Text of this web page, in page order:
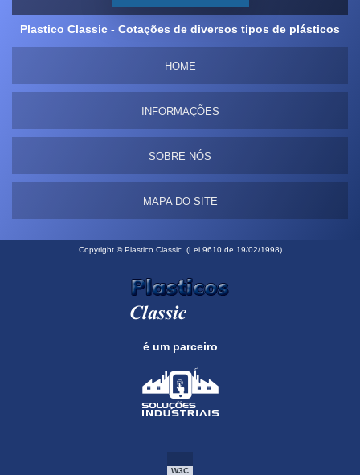
Plastico Classic - Cotações de diversos tipos de plásticos
HOME
INFORMAÇÕES
SOBRE NÓS
MAPA DO SITE
Copyright © Plastico Classic. (Lei 9610 de 19/02/1998)
é um parceiro
W3C